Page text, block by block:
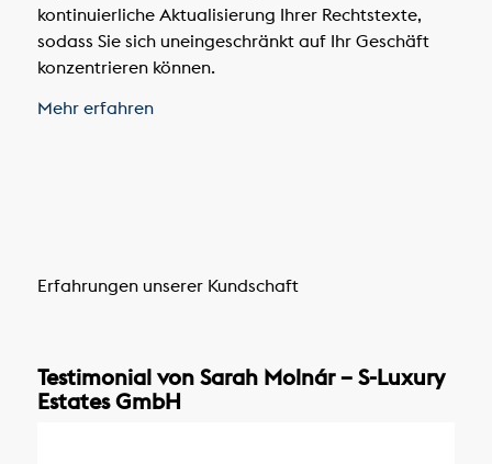
kontinuierliche Aktualisierung Ihrer Rechtstexte,
sodass Sie sich uneingeschränkt auf Ihr Geschäft
konzentrieren können.
Mehr erfahren
Erfahrungen unserer Kundschaft
Testimonial von Sarah Molnár – S-Luxury
Estates GmbH